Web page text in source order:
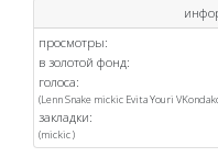
просмотры:
в золотой фонд:
голоса:
(LennSnake mickic EvitaYouri
закладки:
(mickic)